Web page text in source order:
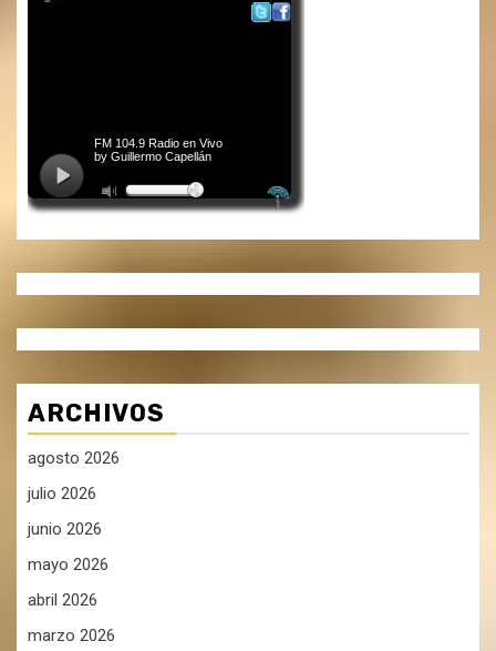
ARCHIVOS
agosto 2026
julio 2026
junio 2026
mayo 2026
abril 2026
marzo 2026